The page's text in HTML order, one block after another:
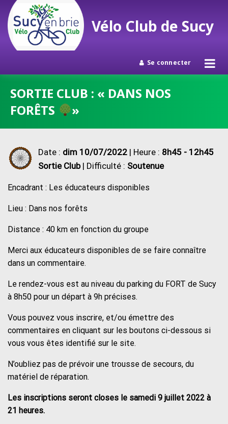
contenu
Vélo Club de Sucy
Se connecter
SORTIE CLUB : « DANS NOS
FORÊTS
»
Date : dim 10/07/2022 | Heure : 8h45 - 12h45
Sortie Club| Difficulté : Soutenue
Encadrant : Les éducateurs disponibles
Lieu : Dans nos forêts
Distance : 40 km en fonction du groupe
Merci aux éducateurs disponibles de se faire connaître
dans un commentaire.
Le rendez-vous est au niveau du parking du FORT de Sucy
à 8h50 pour un départ à 9h précises.
Vous pouvez vous inscrire, et/ou émettre des
commentaires en cliquant sur les boutons ci-dessous si
vous vous êtes identifié sur le site.
N’oubliez pas de prévoir une trousse de secours, du
matériel de réparation.
Les inscriptions seront closes le samedi 9 juillet 2022 à
21 heures.